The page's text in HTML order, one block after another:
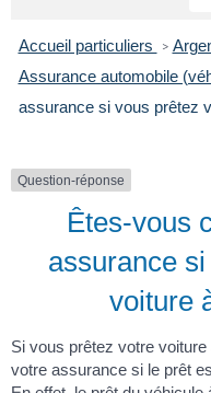
Accueil particuliers >
Assurance automobile
assurance si vous prêtez
Question-réponse
Êtes-vous
assurance
voiture
Si vous prêtez votre
votre assurance si le prêt